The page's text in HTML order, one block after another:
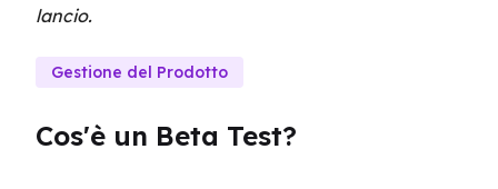
lancio.
Gestione del Prodotto
Cos'è un Beta Test?